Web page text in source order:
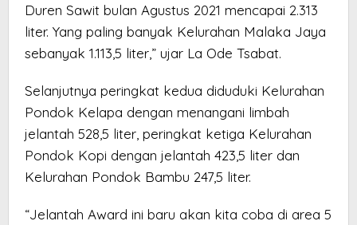
Duren Sawit bulan Agustus 2021 mencapai 2.313
liter. Yang paling banyak Kelurahan Malaka Jaya
sebanyak 1.113,5 liter,” ujar La Ode Tsabat.
Selanjutnya peringkat kedua diduduki Kelurahan
Pondok Kelapa dengan menangani limbah
jelantah 528,5 liter, peringkat ketiga Kelurahan
Pondok Kopi dengan jelantah 423,5 liter dan
Kelurahan Pondok Bambu 247,5 liter.
“Jelantah Award ini baru akan kita coba di area 5